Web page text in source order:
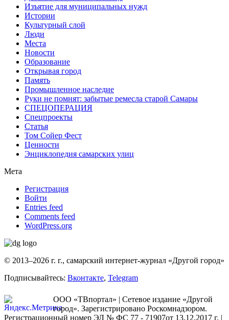
Изъятие для муниципальных нужд
Истории
Культурный слой
Люди
Места
Новости
Образование
Открывая город
Память
Промышленное наследие
Руки не помнят: забытые ремесла старой Самары
СПЕЦОПЕРАЦИЯ
Спецпроекты
Статья
Том Сойер Фест
Ценности
Энциклопедия самарских улиц
Мета
Регистрация
Войти
Entries feed
Comments feed
WordPress.org
© 2013–2026 г. г., самарский интернет-журнал «Другой город»
Подписывайтесь: Вконтакте, Telegram
ООО «ТВпортал» | Сетевое издание «Другой
город». Зарегистрировано Роскомнадзором.
Регистрационный номер ЭЛ № ФС 77 - 71907от 13.12.2017 г. |